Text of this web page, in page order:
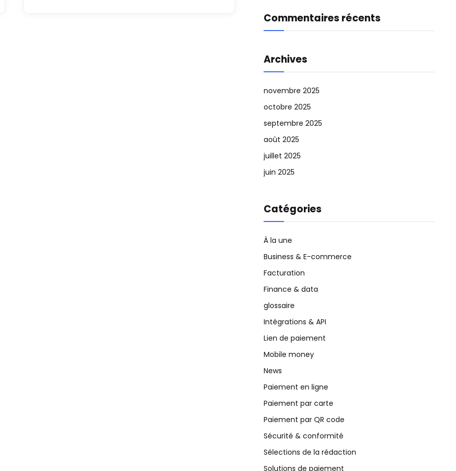
Commentaires récents
Archives
novembre 2025
octobre 2025
septembre 2025
août 2025
juillet 2025
juin 2025
Catégories
À la une
Business & E-commerce
Facturation
Finance & data
glossaire
Intégrations & API
Lien de paiement
Mobile money
News
Paiement en ligne
Paiement par carte
Paiement par QR code
Sécurité & conformité
Sélections de la rédaction
Solutions de paiement